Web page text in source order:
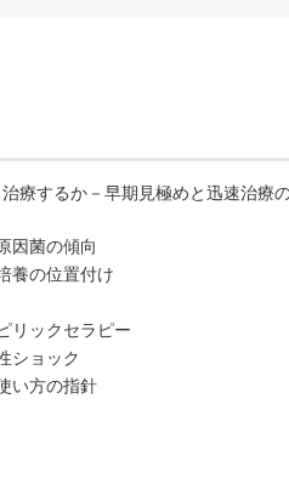
療するか－早期見極めと迅速治療
因菌の傾向
養の位置付け
リックセラピー
ショック
い方の指針